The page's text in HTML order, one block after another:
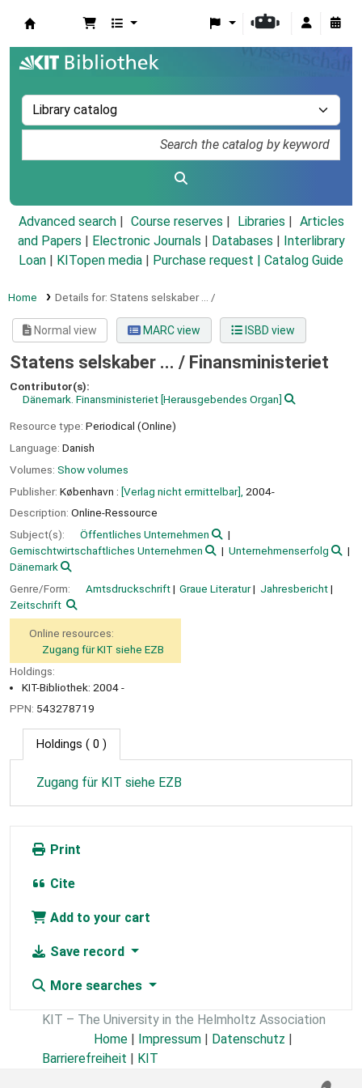
Advanced search Course reserves Libraries
Articles
and Papers
Electronic Journals Databases
Interlibrary
Loan
KITopen media Purchase request | Catalog Guide
Home Details for: Statens selskaber ... /
Normal view MARC view ISBD view
Statens selskaber ... / Finansministeriet
Contributor(s):
Dänemark. Finansministeriet [Herausgebendes Organ]
Resource type: Periodical (Online)
Language: Danish
Volumes: Show volumes
Publisher: København : [Verlag nicht ermittelbar], 2004-
Description: Online-Ressource
Subject(s):
Öffentliches Unternehmen
Gemischtwirtschaftliches Unternehmen
Unternehmenserfolg
Dänemark
Genre/Form:
Amtsdruckschrift Graue Literatur
Jahresbericht
Zeitschrift
Online resources:
Zugang für KIT siehe EZB
Holdings:
KIT-Bibliothek: 2004 -
PPN: 543278719
Holdings ( 0 )
Zugang für KIT siehe EZB
Print
Cite
Add to your cart
Save record
More searches
KIT – The University in the Helmholtz Association
Home | Impressum | Datenschutz |
Barrierefreiheit | KIT